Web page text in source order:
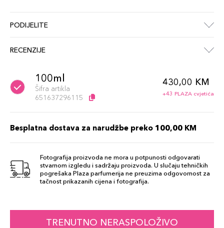
PODIJELITE
RECENZIJE
100ml
Šifra artikla
651637296115
430,00 KM
+43 PLAZA cvjetića
Besplatna dostava za narudžbe preko 100,00 KM
Fotografija proizvoda ne mora u potpunosti odgovarati
stvarnom izgledu i sadržaju proizvoda. U slučaju tehničkih
pogrešaka Plaza parfumerija ne preuzima odgovornost za
tačnost prikazanih cijena i fotografija.
TRENUTNO NERASPOLOŽIVO